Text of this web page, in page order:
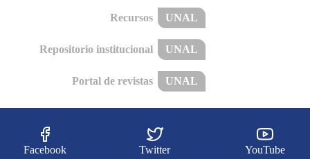
Recursos UNAL
Repositorio institucional UNAL
Portal de revistas UNAL
Facebook Twitter YouTube